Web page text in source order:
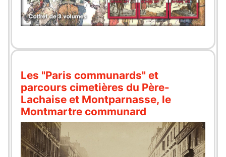
Les "Paris communards" et
parcours cimetières du Père-
Lachaise et Montparnasse, le
Montmartre communard